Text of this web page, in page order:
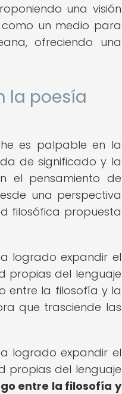
una visión
un medio para
ofreciendo una
la poesía
es palpable en la
de significado y la
el pensamiento de
una perspectiva
filosófica propuesta
logrado expandir el
propias del lenguaje
entre la filosofía y la
que trasciende las
logrado expandir el
propias del lenguaje
entre la filosofía y